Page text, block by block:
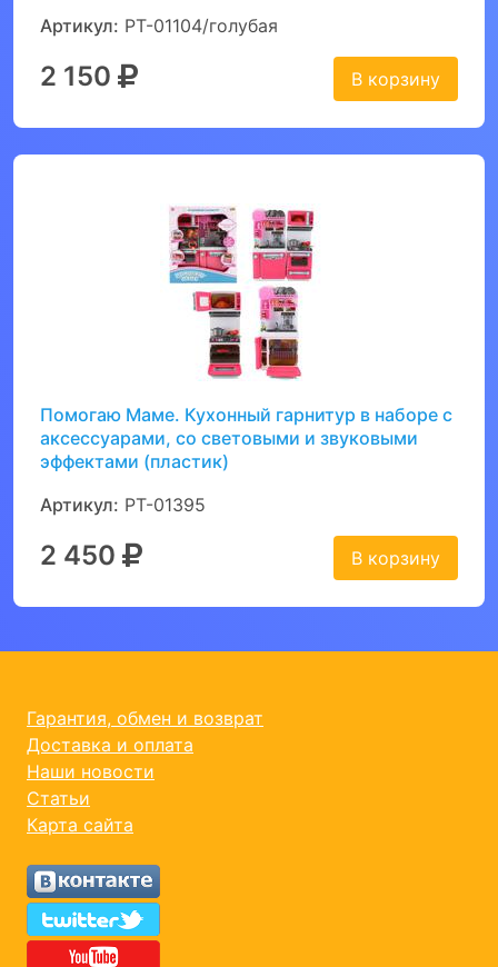
Артикул: PT-01104/голубая
2 150 В корзину
Помогаю Маме. Кухонный гарнитур в наборе с
аксессуарами, со световыми и звуковыми
эффектами (пластик)
Артикул: PT-01395
2 450 В корзину
Гарантия, обмен и возврат
Доставка и оплата
Наши новости
Статьи
Карта сайта